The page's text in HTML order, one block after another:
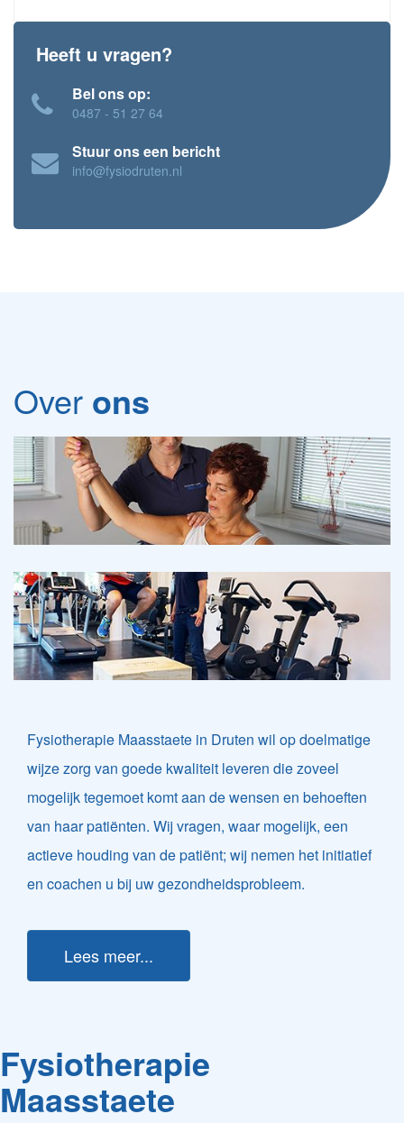
Heeft u vragen?
Bel ons op:
0487 - 51 27 64
Stuur ons een bericht
info@fysiodruten.nl
Over ons
Fysiotherapie Maasstaete in Druten wil op doelmatige
wijze zorg van goede kwaliteit leveren die zoveel
mogelijk tegemoet komt aan de wensen en behoeften
van haar patiënten. Wij vragen, waar mogelijk, een
actieve houding van de patiënt; wij nemen het initiatief
en coachen u bij uw gezondheidsprobleem.
Lees meer...
Fysiotherapie
Maasstaete